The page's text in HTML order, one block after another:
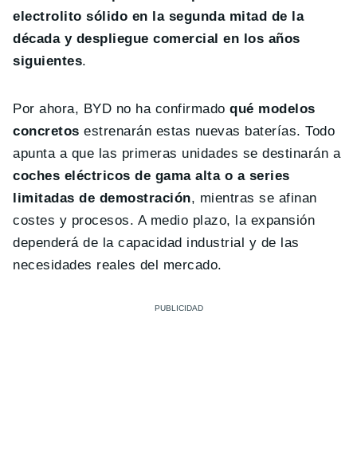
electrolito sólido en la segunda mitad de la
década y despliegue comercial en los años
siguientes.
Por ahora, BYD no ha confirmadoqué modelos
concretos estrenarán estas nuevas baterías. Todo
apunta a que las primeras unidades se destinarán a
coches eléctricos de gama alta o a series
limitadas de demostración, mientras se afinan
costes y procesos. A medio plazo, la expansión
dependerá de la capacidad industrial y de las
necesidades reales del mercado.